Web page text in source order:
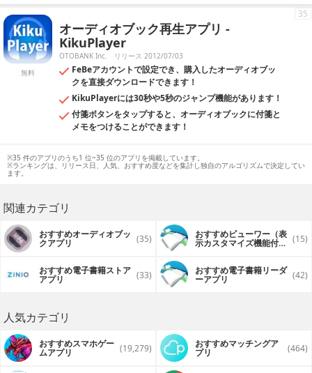
無料
オーディオブック再生アプリ -
KikuPlayer
OTOBANK Inc. リリース 2012/07/03
FeBeアカウントで設定でき、購入したオーディオブッ
クを直接ダウンロードできます！
KikuPlayerには30秒や5秒のジャンプ機能があります！
付箋ボタンをタップすると、オーディオブックに付箋と
メモをつけることができます！
35
※35 件のアプリのうち1 位~35 位のアプリを掲載しています。
※ランキングは、リリース日、人気、おすすめ度などを集計し独自のアルゴリズムで決定してい
ます。
関連カテゴリ
おすすめオーディオブッ
クアプリ (35) おすすめビューワー（表
示カスタマイズ機能付 (15)
おすすめ電子書籍ストア
アプリ (33) おすすめ電子書籍リーダ
ーアプリ (42)
人気カテゴリ
おすすめスマホゲー
ムアプリ (19,279) おすすめマッチングア
プリ (464)